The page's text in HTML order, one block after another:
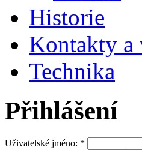
Historie
Kontakty a
Technika
Přihlášení
Uživatelské jméno: *